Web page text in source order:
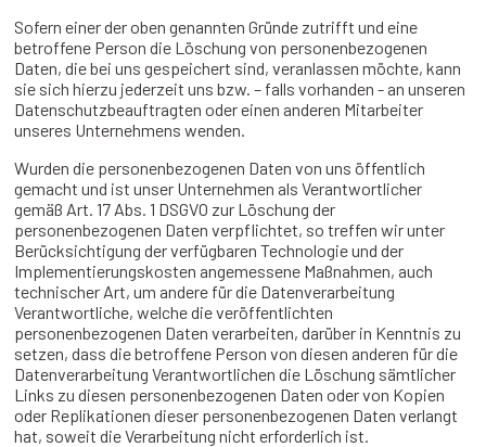
Sofern einer der oben genannten Gründe zutrifft und eine
betroffene Person die Löschung von personenbezogenen
Daten, die bei uns gespeichert sind, veranlassen möchte, kann
sie sich hierzu jederzeit uns bzw. – falls vorhanden - an unseren
Datenschutzbeauftragten oder einen anderen Mitarbeiter
unseres Unternehmens wenden.
Wurden die personenbezogenen Daten von uns öffentlich
gemacht und ist unser Unternehmen als Verantwortlicher
gemäß Art. 17 Abs. 1 DSGVO zur Löschung der
personenbezogenen Daten verpflichtet, so treffen wir unter
Berücksichtigung der verfügbaren Technologie und der
Implementierungskosten angemessene Maßnahmen, auch
technischer Art, um andere für die Datenverarbeitung
Verantwortliche, welche die veröffentlichten
personenbezogenen Daten verarbeiten, darüber in Kenntnis zu
setzen, dass die betroffene Person von diesen anderen für die
Datenverarbeitung Verantwortlichen die Löschung sämtlicher
Links zu diesen personenbezogenen Daten oder von Kopien
oder Replikationen dieser personenbezogenen Daten verlangt
hat, soweit die Verarbeitung nicht erforderlich ist.